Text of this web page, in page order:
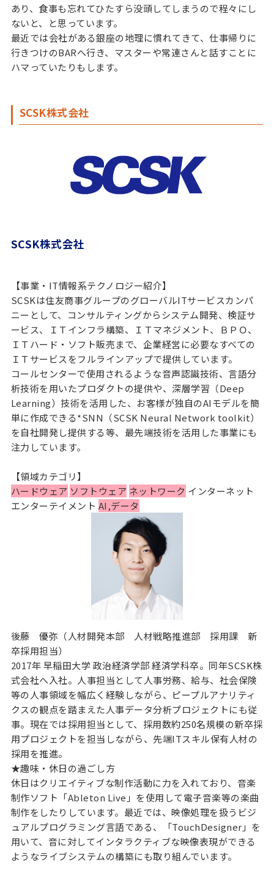
あり、食事も忘れてひたすら没頭してしまうので程々にし
ないと、と思っています。
最近では会社がある銀座の地理に慣れてきて、仕事帰りに
行きつけのBARへ行き、マスターや常連さんと話すことに
ハマっていたりもします。
SCSK株式会社
SCSK株式会社
【事業・IT情報系テクノロジー紹介】
SCSKは住友商事グループのグローバルITサービスカンパ
ニーとして、コンサルティングからシステム開発、検証サ
ービス、ＩＴインフラ構築、ＩＴマネジメント、ＢＰＯ、
ＩＴハード・ソフト販売まで、企業経営に必要なすべての
ＩＴサービスをフルラインアップで提供しています。
コールセンターで使用されるような音声認識技術、言語分
析技術を用いたプロダクトの提供や、深層学習（Deep
Learning）技術を活用した、お客様が独自のAIモデルを簡
単に作成できる*SNN（SCSK Neural Network toolkit）
を自社開発し提供する等、最先端技術を活用した事業にも
注力しています。
【領域カテゴリ】
ハードウェア ソフトウェア ネットワーク インターネット
エンターテイメント AI,データ
後藤 優弥（人材開発本部 人材戦略推進部 採用課 新
卒採用担当）
2017年 早稲田大学 政治経済学部 経済学科卒。同年SCSK株
式会社へ入社。人事担当として人事労務、給与、社会保険
等の人事領域を幅広く経験しながら、ピープルアナリティ
クスの観点を踏まえた人事データ分析プロジェクトにも従
事。現在では採用担当として、採用数約250名規模の新卒採
用プロジェクトを担当しながら、先端ITスキル保有人材の
採用を推進。
★趣味・休日の過ごし方
休日はクリエイティブな制作活動に力を入れており、音楽
制作ソフト「Ableton Live」を使用して電子音楽等の楽曲
制作をしたりしています。最近では、映像処理を扱うビジ
ュアルプログラミング言語である、「TouchDesigner」を
用いて、音に対してインタラクティブな映像表現ができる
ようなライブシステムの構築にも取り組んでいます。